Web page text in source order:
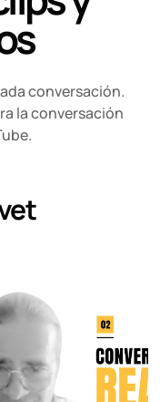
conversación.
la conversación